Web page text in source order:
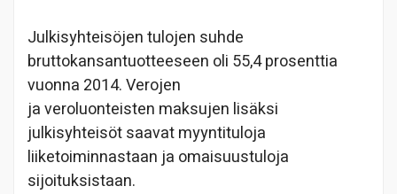
Julkisyhteisöjen tulojen suhde
bruttokansantuotteeseen oli 55,4 prosenttia
vuonna 2014. Verojen
ja veroluonteisten maksujen lisäksi
julkisyhteisöt saavat myyntituloja
liiketoiminnastaan ja omaisuustuloja
sijoituksistaan.